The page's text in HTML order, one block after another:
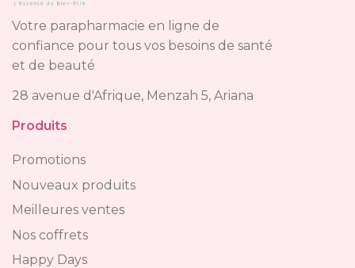
Votre parapharmacie en ligne de
confiance pour tous vos besoins de santé
et de beauté
28 avenue d'Afrique, Menzah 5, Ariana
Produits
Promotions
Nouveaux produits
Meilleures ventes
Nos coffrets
Happy Days